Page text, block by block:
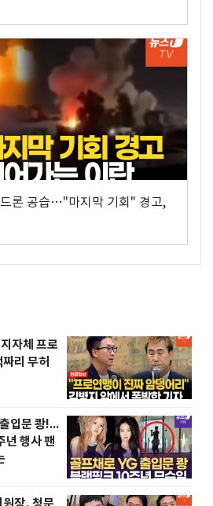
론 공습…"마지막 기회" 경고,
자체 프로
리 무허
입문 쾅!...
년 행사 팬